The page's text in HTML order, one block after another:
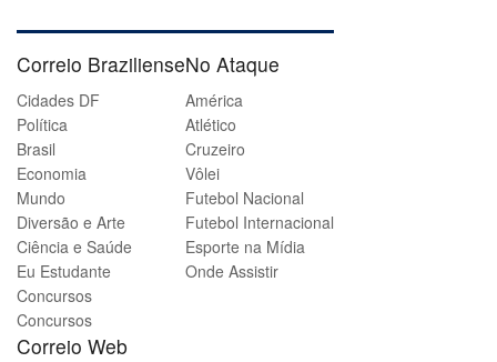
Correio Braziliense
Cidades DF
Política
Brasil
Economia
Mundo
Diversão e Arte
Ciência e Saúde
Eu Estudante
Concursos
Concursos
Correio Web
No Ataque
América
Atlético
Cruzeiro
Vôlei
Futebol Nacional
Futebol Internacional
Esporte na Mídia
Onde Assistir